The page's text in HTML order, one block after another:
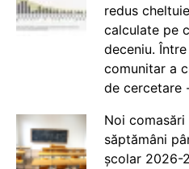
redus
calculate pe
deceniu.
comunitar a
de cercetare
Noi
săptămâni
școlar 2026-